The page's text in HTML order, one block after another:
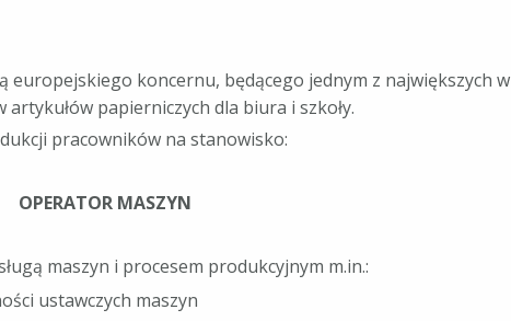
europejskiego koncernu, będącego jednym z największych w
papierniczych dla biura i szkoły.
pracowników na stanowisko:
OPERATOR MASZYN
maszyn i procesem produkcyjnym m.in.:
ustawczych maszyn